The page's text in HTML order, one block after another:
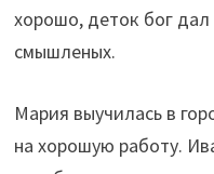
хорошо, деток бог
смышленых.
Мария выучилась в
на хорошую работу.